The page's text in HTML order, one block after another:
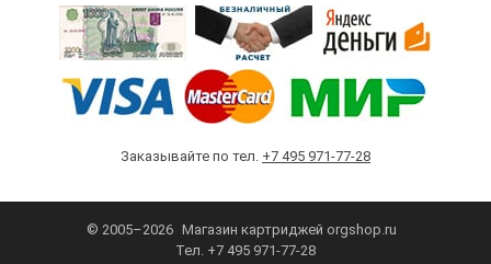
Заказывайте по тел. +7 495 971-77-28
© 2005–2026 Магазин картриджей orgshop.ru
Тел. +7 495 971-77-28